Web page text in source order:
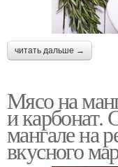
читать дальше →
Мясо на
и карбонат.
мангале на
вкусного